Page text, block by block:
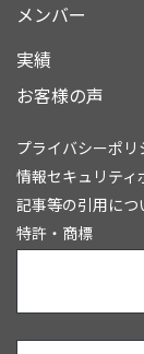
メンバー
実績
お客様の声
プライバシーポリ
情報セキュリティ
記事等の引用につ
特許・商標